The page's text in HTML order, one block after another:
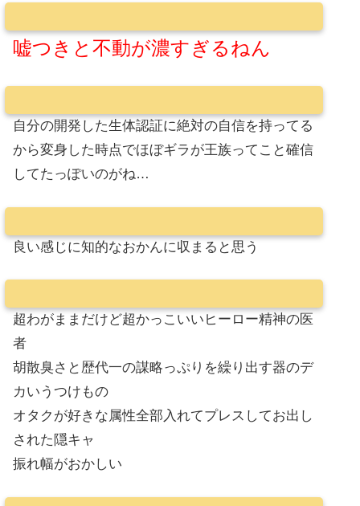
嘘つきと不動が濃すぎるねん
自分の開発した生体認証に絶対の自信を持ってる
から変身した時点でほぼギラが王族ってこと確信
してたっぽいのがね…
良い感じに知的なおかんに収まると思う
超わがままだけど超かっこいいヒーロー精神の医
者
胡散臭さと歴代一の謀略っぷりを繰り出す器のデ
カいうつけもの
オタクが好きな属性全部入れてプレスしてお出し
された隠キャ
振れ幅がおかしい